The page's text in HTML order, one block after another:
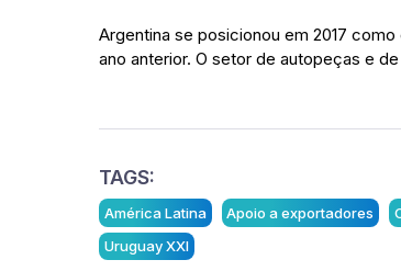
Argentina se posicionou em 2017
ano anterior. O setor de autopeças e
TAGS:
América Latina Apoio a exportadores
Uruguay XXI